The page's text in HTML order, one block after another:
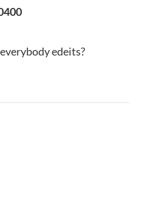
edeits?